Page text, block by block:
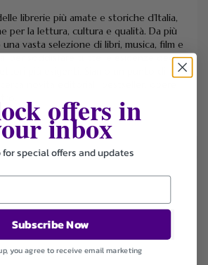
librerie più amate e storiche d’Italia,
per la lettura, cultura e qualità. Da più
vasta selezione di libri, musica, film e
per soddisfare tutte le esigenze degli
offers in
inbox
for special offers and updates
Subscribe Now
you agree to receive email marketing